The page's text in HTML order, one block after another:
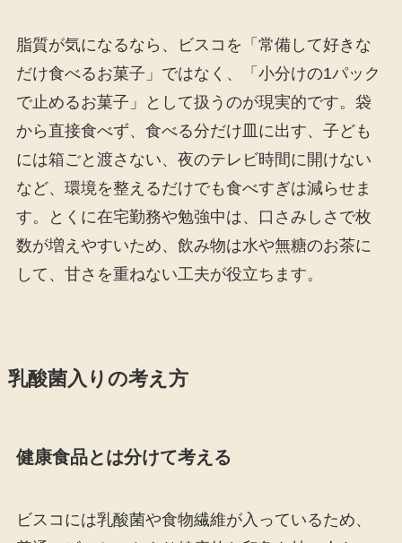
脂質が気になるなら、ビスコを「常備して好きな
だけ食べるお菓子」ではなく、「小分けの1パック
で止めるお菓子」として扱うのが現実的です。袋
から直接食べず、食べる分だけ皿に出す、子ども
には箱ごと渡さない、夜のテレビ時間に開けない
など、環境を整えるだけでも食べすぎは減らせま
す。とくに在宅勤務や勉強中は、口さみしさで枚
数が増えやすいため、飲み物は水や無糖のお茶に
して、甘さを重ねない工夫が役立ちます。
乳酸菌入りの考え方
健康食品とは分けて考える
ビスコには乳酸菌や食物繊維が入っているため、